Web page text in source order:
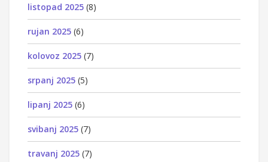
listopad 2025 (8)
rujan 2025 (6)
kolovoz 2025 (7)
srpanj 2025 (5)
lipanj 2025 (6)
svibanj 2025 (7)
travanj 2025 (7)